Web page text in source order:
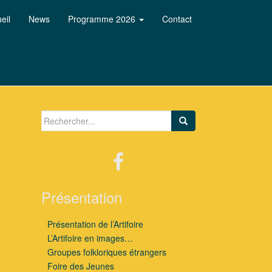
News Programme 2026 Contact
Search for:
Présentation
Présentation de l’Artifoire
L’Artifoire en images…
Groupes folkloriques étrangers
Foire des Jeunes